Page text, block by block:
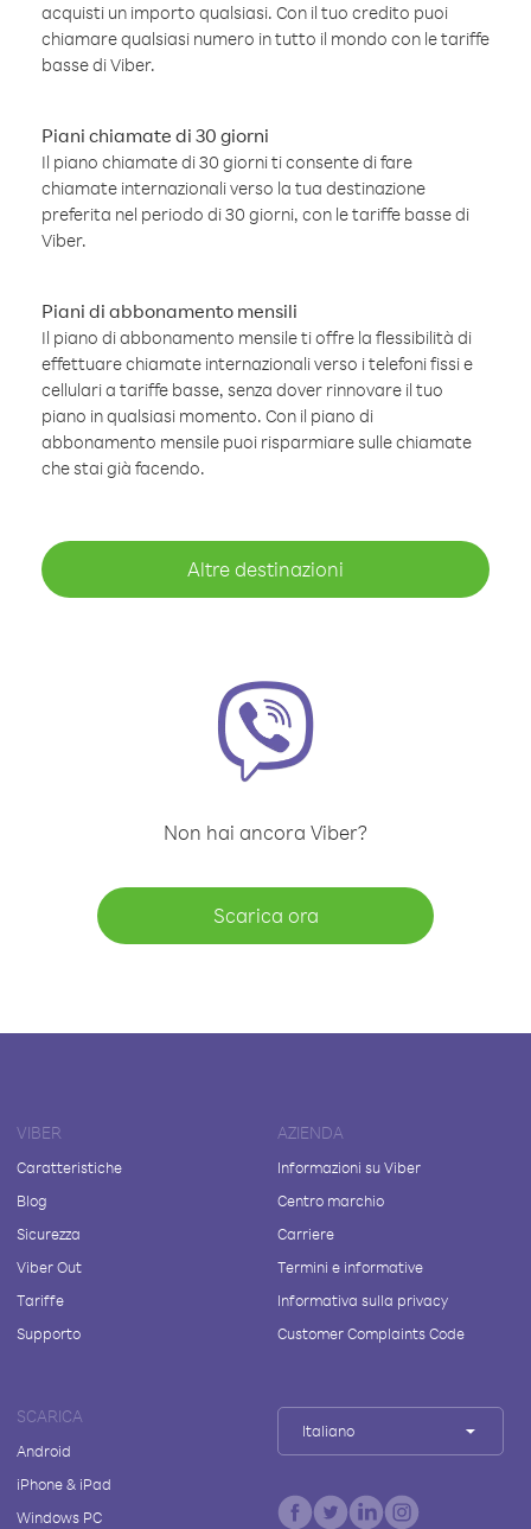
acquisti un importo qualsiasi. Con il tuo credito puoi
chiamare qualsiasi numero in tutto il mondo con le tariffe
basse di Viber.
Piani chiamate di 30 giorni
Il piano chiamate di 30 giorni ti consente di fare
chiamate internazionali verso la tua destinazione
preferita nel periodo di 30 giorni, con le tariffe basse di
Viber.
Piani di abbonamento mensili
Il piano di abbonamento mensile ti offre la flessibilità di
effettuare chiamate internazionali verso i telefoni fissi e
cellulari a tariffe basse, senza dover rinnovare il tuo
piano in qualsiasi momento. Con il piano di
abbonamento mensile puoi risparmiare sulle chiamate
che stai già facendo.
Altre destinazioni
Non hai ancora Viber?
Scarica ora
VIBER
Caratteristiche
Blog
Sicurezza
Viber Out
Tariffe
Supporto
AZIENDA
Informazioni su Viber
Centro marchio
Carriere
Termini e informative
Informativa sulla privacy
Customer Complaints Code
SCARICA
Android
iPhone & iPad
Windows PC
Italiano